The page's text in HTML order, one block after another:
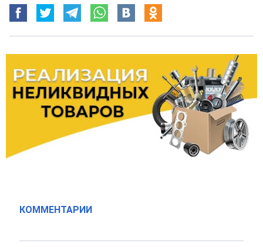
КОММЕНТАРИИ